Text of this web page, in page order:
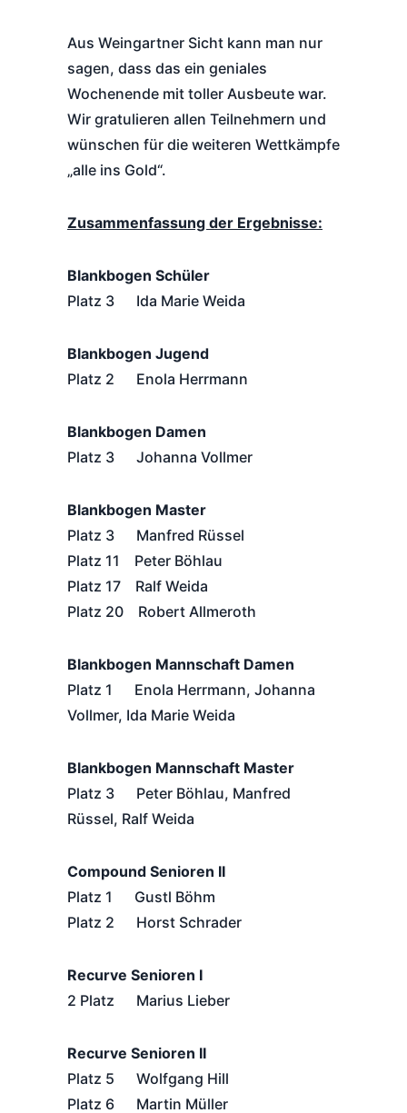
Aus Weingartner Sicht kann man nur
sagen, dass das ein geniales
Wochenende mit toller Ausbeute war.
Wir gratulieren allen Teilnehmern und
wünschen für die weiteren Wettkämpfe
„alle ins Gold“.
Zusammenfassung der Ergebnisse:
Blankbogen Schüler
Platz 3 Ida Marie Weida
Blankbogen Jugend
Platz 2 Enola Herrmann
Blankbogen Damen
Platz 3 Johanna Vollmer
Blankbogen Master
Platz 3 Manfred Rüssel
Platz 11 Peter Böhlau
Platz 17 Ralf Weida
Platz 20 Robert Allmeroth
Blankbogen Mannschaft Damen
Platz 1 Enola Herrmann, Johanna
Vollmer, Ida Marie Weida
Blankbogen Mannschaft Master
Platz 3 Peter Böhlau, Manfred
Rüssel, Ralf Weida
Compound Senioren II
Platz 1 Gustl Böhm
Platz 2 Horst Schrader
Recurve Senioren I
2 Platz Marius Lieber
Recurve Senioren II
Platz 5 Wolfgang Hill
Platz 6 Martin Müller